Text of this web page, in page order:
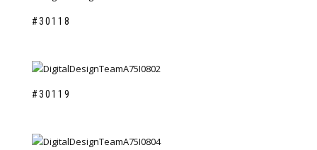
#30118
#30119